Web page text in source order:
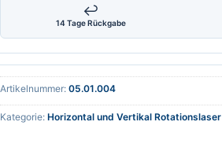
↩
14 Tage Rückgabe
Artikelnummer: 05.01.004
Kategorie: Horizontal und Vertikal Rotationslaser